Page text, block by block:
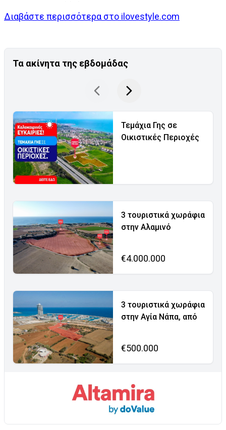
Διαβάστε περισσότερα στο ilovestyle.com
Τα ακίνητα της εβδομάδας
Τεμάχια Γης σε
Οικιστικές Περιοχές
3 τουριστικά χωράφια
στην Αλαμινό
€4.000.000
3 τουριστικά χωράφια
στην Αγία Νάπα, από
€500.000